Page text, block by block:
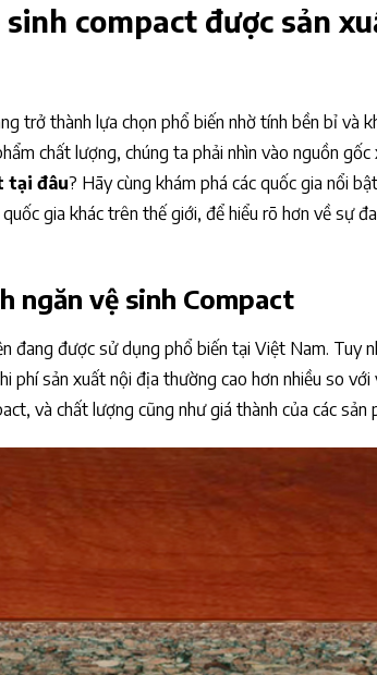
compact được sản
trở thành lựa chọn phổ biến nhờ tính bền bỉ và
chất lượng, chúng ta phải nhìn vào nguồn
tại đâu? Hãy cùng khám phá các quốc gia nổi
gia khác trên thế giới, để hiểu rõ hơn về sự
ngăn vệ sinh Compact
đang được sử dụng phổ biến tại Việt Nam. Tuy
phí sản xuất nội địa thường cao hơn nhiều so với
và chất lượng cũng như giá thành của các sản